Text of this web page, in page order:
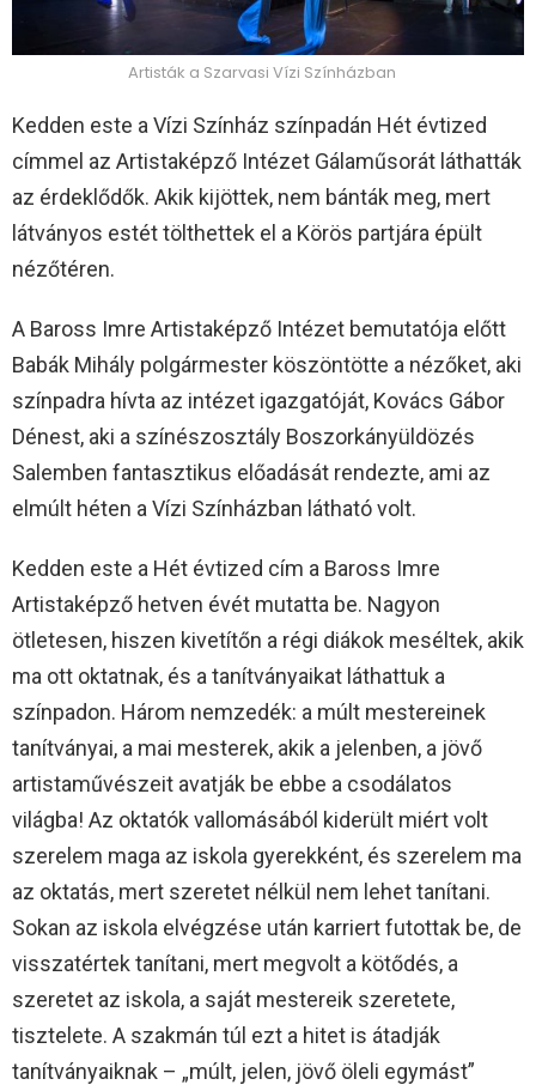
Artisták a Szarvasi Vízi Színházban
Kedden este a Vízi Színház színpadán Hét évtized
címmel az Artistaképző Intézet Gálaműsorát láthatták
az érdeklődők. Akik kijöttek, nem bánták meg, mert
látványos estét tölthettek el a Körös partjára épült
nézőtéren.
A Baross Imre Artistaképző Intézet bemutatója előtt
Babák Mihály polgármester köszöntötte a nézőket, aki
színpadra hívta az intézet igazgatóját, Kovács Gábor
Dénest, aki a színészosztály Boszorkányüldözés
Salemben fantasztikus előadását rendezte, ami az
elmúlt héten a Vízi Színházban látható volt.
Kedden este a Hét évtized cím a Baross Imre
Artistaképző hetven évét mutatta be. Nagyon
ötletesen, hiszen kivetítőn a régi diákok meséltek, akik
ma ott oktatnak, és a tanítványaikat láthattuk a
színpadon. Három nemzedék: a múlt mestereinek
tanítványai, a mai mesterek, akik a jelenben, a jövő
artistaművészeit avatják be ebbe a csodálatos
világba! Az oktatók vallomásából kiderült miért volt
szerelem maga az iskola gyerekként, és szerelem ma
az oktatás, mert szeretet nélkül nem lehet tanítani.
Sokan az iskola elvégzése után karriert futottak be, de
visszatértek tanítani, mert megvolt a kötődés, a
szeretet az iskola, a saját mestereik szeretete,
tisztelete. A szakmán túl ezt a hitet is átadják
tanítványaiknak – „múlt, jelen, jövő öleli egymást”